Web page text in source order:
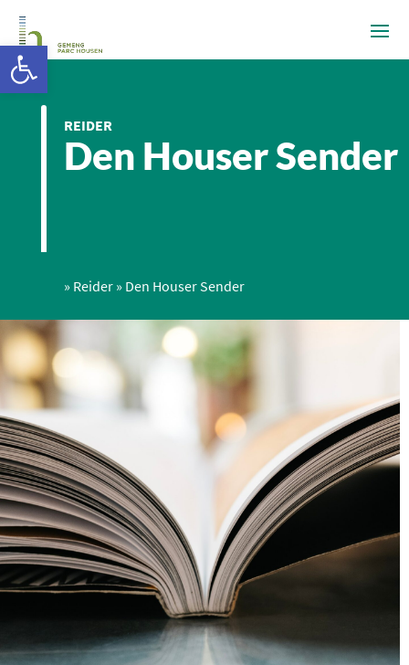
REIDER
Den Houser Sender
» Reider » Den Houser Sender
Ouvrir la barre d’outils